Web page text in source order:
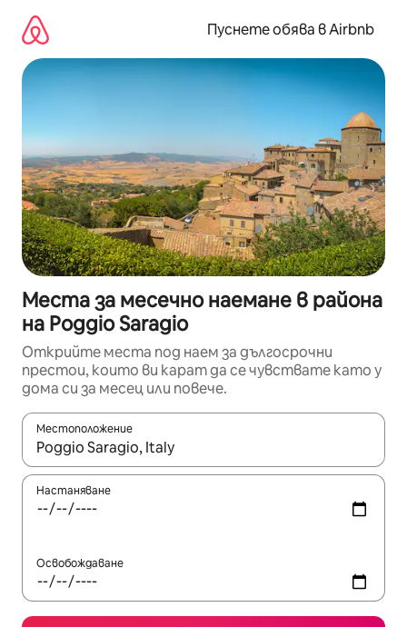
съдържанието
Пуснете обява в Airbnb
Места за месечно наемане в района
на Poggio Saragio
Открийте места под наем за дългосрочни
престои, които ви карат да се чувствате като у
дома си за месец или повече.
Местоположение
Когато резултатите се покажат, използвайте
Настаняване
Освобождаване